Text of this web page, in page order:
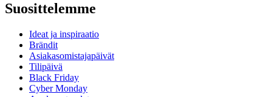
Suosittelemme
Ideat ja inspiraatio
Brändit
Asiakasomistajapäivät
Tilipäivä
Black Friday
Cyber Monday